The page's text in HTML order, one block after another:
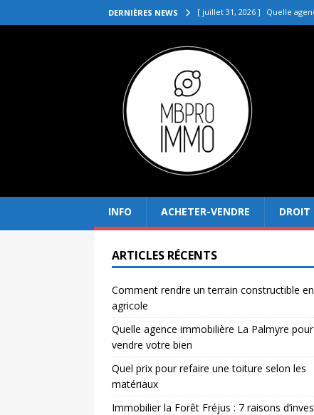
DERNIÈRES NEWS [ juillet 31, 2026 ] Quelle
[ juillet 27, 2026 ]
[ juillet 23, 2026 ]
[ juillet 19, 2026 ]
[ août 4, 2026 ]
INFO ACHETER-VENDRE DROIT
ARTICLES RÉCENTS
Comment rendre un terrain constructible
agricole
Quelle agence immobilière La Palmyre pour
vendre votre bien
Quel prix pour refaire une toiture selon les
matériaux
Immobilier la Forêt Fréjus : 7 raisons